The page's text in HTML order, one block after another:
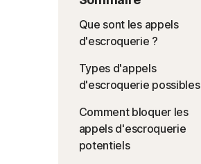
Que sont les appels
d'escroquerie ?
Types d'appels
d'escroquerie possibles
Comment bloquer les
appels d'escroquerie
potentiels